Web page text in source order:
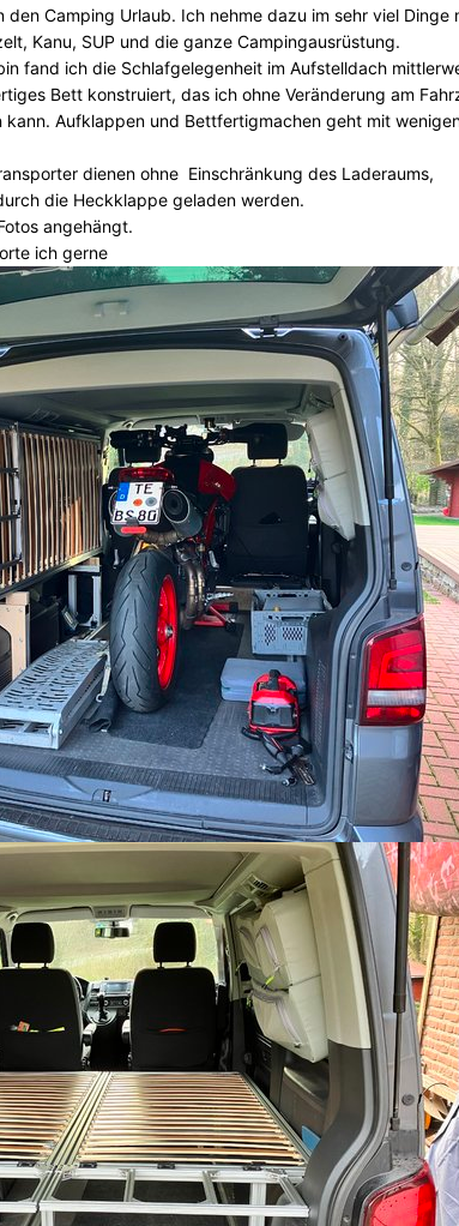
Camping Urlaub. Ich nehme dazu im sehr viel Dinge
Kanu, SUP und die ganze Campingausrüstung.
fand ich die Schlafgelegenheit im Aufstelldach
Bett konstruiert, das ich ohne Veränderung am
kann. Aufklappen und Bettfertigmachen geht mit
dienen ohne Einschränkung des Laderaums,
die Heckklappe geladen werden.
angehängt.
ich gerne